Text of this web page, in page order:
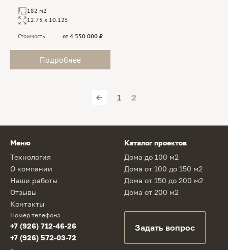
182 м2
12.75 х 10.125
Стоимость от 4 550 000 ₽
Подробнее
← 1 2
Меню
Технология
О компании
Наши работы
Отзывы
Контакты
Каталог проектов
Дома до 100 м2
Дома от 100 до 150 м2
Дома от 150 до 200 м2
Дома от 200 м2
Номер телефона
+7 (926) 712-46-26
+7 (926) 572-03-72
Задать вопрос